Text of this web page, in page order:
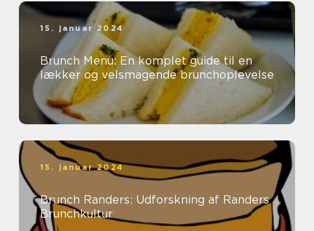
15. januar 2024
Brunch Menu: En komplet guide til en
lækker og velsmagende brunchoplevelse
15. januar 2024
Brunch Randers: Udforskning af Randers
Brunchkultur